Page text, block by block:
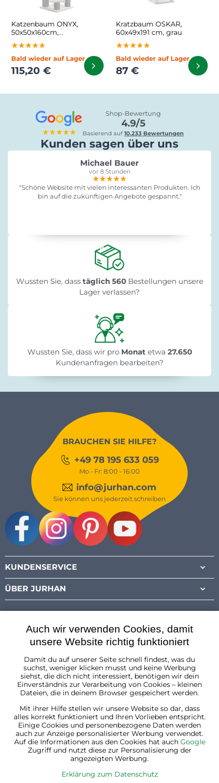
Katzenbaum ONYX,
50x50x160cm,
grau/schwarz
★★★★★
★★★★★
★★★★★
Bald wieder auf Lager
115,20 €
Kratzbaum OSKAR,
60x49x191 cm, grau
★★★★★
★★★★★
★★★★★
Bald wieder auf Lager
87 €
★★★★★
Shop-Bewertung
4.9/5
Basierend auf10.233 Bewertungen
Kunden sagen über uns
Michael Bauer
vor 8 Stunden
★★★★★
★★★★★
★★★★★
"Schöne Website mit vielen interessanten Produkten. Ich
bin auf die zukünftigen Angebote gespannt."
Wussten Sie, dass täglich 560Bestellungen unsere
Lager verlassen?
Wussten Sie, dass wir pro Monat etwa 27.650
Kundenanfragen bearbeiten?
BRAUCHEN SIE HILFE?
+49 78 195 633 059
Mo - Fr: 8:00 - 16:00
info@jurhan.com
Sie können uns jederzeit schreiben
KUNDENSERVICE
ÜBER JURHAN
Österreich
Auch wir verwenden Cookies, damit
unsere Website richtig funktioniert
Damit du auf unserer Seite schnell findest, was du
suchst, weniger klicken musst und keine Werbung
siehst, die dich nicht interessiert, benötigen wir dein
Einverständnis zur Verarbeitung von Cookies – kleinen
Dateien, die in deinem Browser gespeichert werden.
Mit ihrer Hilfe stellen wir unsere Website so dar, dass
alles korrekt funktioniert und Ihren Vorlieben entspricht.
Einige Cookies und personenbezogene Daten werden
auch zur Anzeige personalisierter Werbung verwendet.
Auf die Informationen aus den Cookies hat auch Google
Zugriff und nutzt diese zur Personalisierung der
angezeigten Werbung.
Erklärung zum Datenschutz